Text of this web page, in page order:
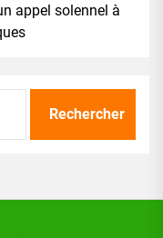
appel solennel à